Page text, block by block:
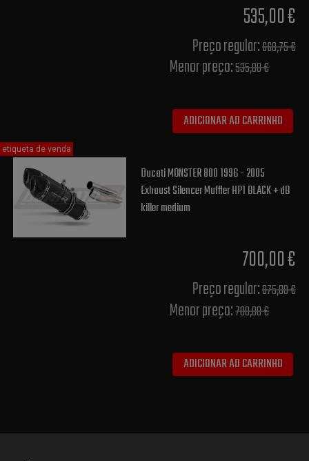
535,00 €
Preço regular:668,75 €
Menor preço:535,00 €
ADICIONAR AO CARRINHO
Ducati MONSTER 800 1996 - 2005
Exhaust Silencer Muffler HP1 BLACK + dB
killer medium
700,00 €
Preço regular:875,00 €
Menor preço:700,00 €
ADICIONAR AO CARRINHO
etiqueta de venda